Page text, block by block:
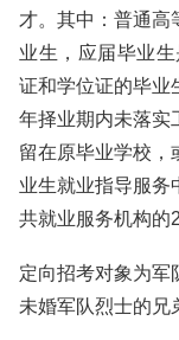
才。其中：普通高
业生，应届毕业
证和学位证的毕业
年择业期内未落实
留在原毕业学校，
业生就业指导服务
共就业服务机构的
定向招考对象为军
未婚军队烈士的兄